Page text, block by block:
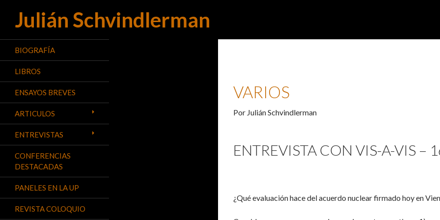
Julián Schvindlerman
Buscar
VARIOS
Por Julián Schvindlerman
ENTREVISTA CON VIS-A-VIS –
¿Qué evaluación hace del acuerdo nuclear firmado hoy en
BIOGRAFÍA
LIBROS
ENSAYOS BREVES
ARTICULOS
ENTREVISTAS
CONFERENCIAS
DESTACADAS
PANELES EN LA UP
REVISTA COLOQUIO